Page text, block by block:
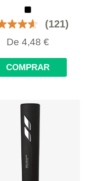
(121)
De4,48 €
COMPRAR